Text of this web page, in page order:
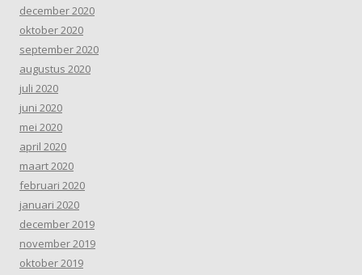
december 2020
oktober 2020
september 2020
augustus 2020
juli 2020
juni 2020
mei 2020
april 2020
maart 2020
februari 2020
januari 2020
december 2019
november 2019
oktober 2019